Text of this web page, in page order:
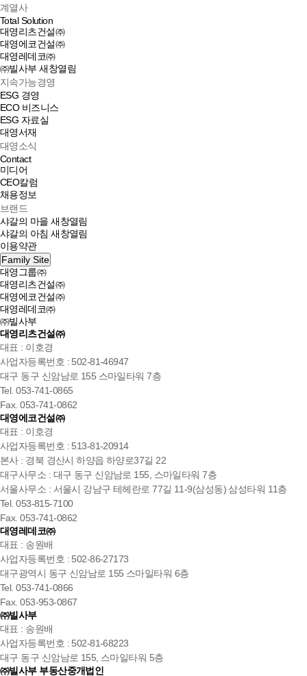
계열사
Total Solution
대영리츠건설㈜
대영에코건설㈜
대영레데코㈜
㈜빌사부새창열림
지속가능경영
ESG 경영
ECO 비즈니스
ESG 자료실
대영서재
대영소식
Contact
미디어
CEO칼럼
채용정보
브랜드
샤갈의 마을새창열림
샤갈의 아침새창열림
이용약관
Family Site
대영그룹㈜
대영리츠건설㈜
대영에코건설㈜
대영레데코㈜
㈜빌사부
대영리츠건설㈜
대표 : 이호경
사업자등록번호 : 502-81-46947
대구 동구 신암남로 155 스마일타워 7층
Tel. 053-741-0865
Fax. 053-741-0862
대영에코건설㈜
대표 : 이호경
사업자등록번호 : 513-81-20914
본사 : 경북 경산시 하양읍 하양로37길 22
대구사무소 : 대구 동구 신암남로 155, 스마일타워 7층
서울사무소 : 서울시 강남구 테헤란로 77길 11-9(삼성동) 삼성타워 11층
Tel. 053-815-7100
Fax. 053-741-0862
대영레데코㈜
대표 : 송원배
사업자등록번호 : 502-86-27173
대구광역시 동구 신암남로 155 스마일타워 6층
Tel. 053-741-0866
Fax. 053-953-0867
㈜빌사부
대표 : 송원배
사업자등록번호 : 502-81-68223
대구 동구 신암남로 155, 스마일타워 5층
㈜빌사부 부동산중개법인